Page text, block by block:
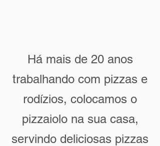
Há mais de 20 anos
trabalhando com pizzas e
rodízios, colocamos o
pizzaiolo na sua casa,
servindo deliciosas pizzas